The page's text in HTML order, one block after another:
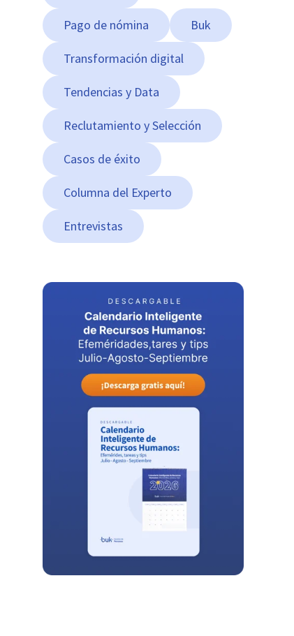
Pago de nómina Buk
Transformación digital
Tendencias y Data
Reclutamiento y Selección
Casos de éxito
Columna del Experto
Entrevistas